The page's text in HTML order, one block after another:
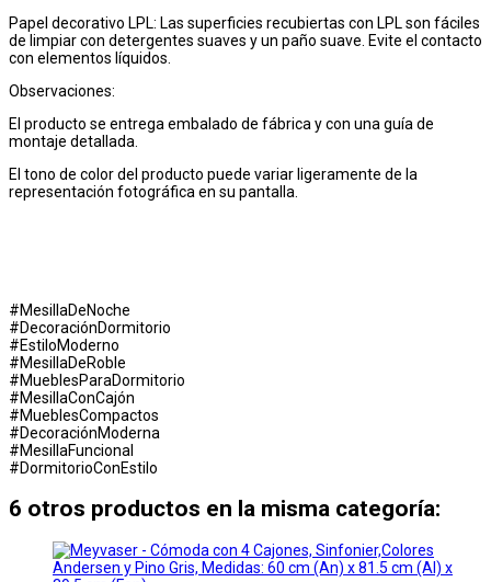
Papel decorativo LPL: Las superficies recubiertas con LPL son fáciles
de limpiar con detergentes suaves y un paño suave. Evite el contacto
con elementos líquidos.
Observaciones:
El producto se entrega embalado de fábrica y con una guía de
montaje detallada.
El tono de color del producto puede variar ligeramente de la
representación fotográfica en su pantalla.
#MesillaDeNoche
#DecoraciónDormitorio
#EstiloModerno
#MesillaDeRoble
#MueblesParaDormitorio
#MesillaConCajón
#MueblesCompactos
#DecoraciónModerna
#MesillaFuncional
#DormitorioConEstilo
6 otros productos en la misma categoría: